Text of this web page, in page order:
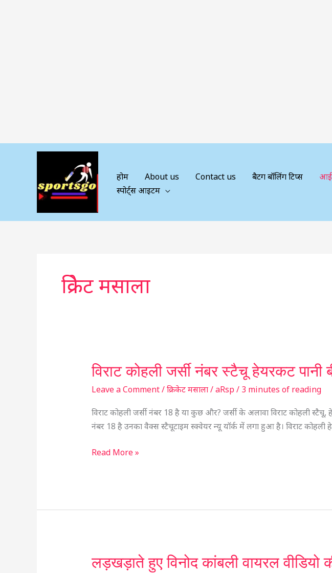
होम About us Contact us बैटिंग बॉलिंग टिप्स
स्पोर्ट्स आइटम
क्रिकेट मसाला
विराट कोहली जर्सी नंबर स्टैचू हेयरकट पानी
Leave a Comment/क्रिकेट मसाला/aRsp/ 3 minutes of reading
विराट कोहली जर्सी नंबर 18 है या कुछ और? जर्सी के अलावा विराट कोहली
नंबर 18 है उनका वैक्स स्टैचूटाइम स्क्वेयर न्यू यॉर्क में लगा हुआ है। विराट कोहली
विराट
जर्सी
नंबर
स्टैचू
पानी
टैटू
Read More »
लड़खड़ाते हुए विनोद कांबली वायरल वीडियो
लड़खड़ाते